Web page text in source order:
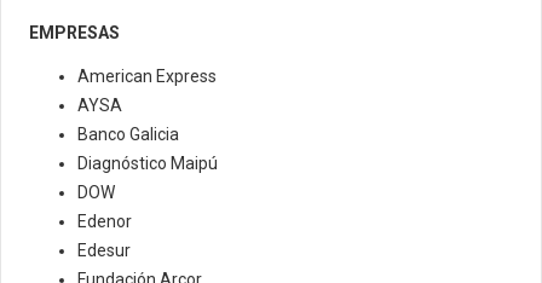
EMPRESAS
American Express
AYSA
Banco Galicia
Diagnóstico Maipú
DOW
Edenor
Edesur